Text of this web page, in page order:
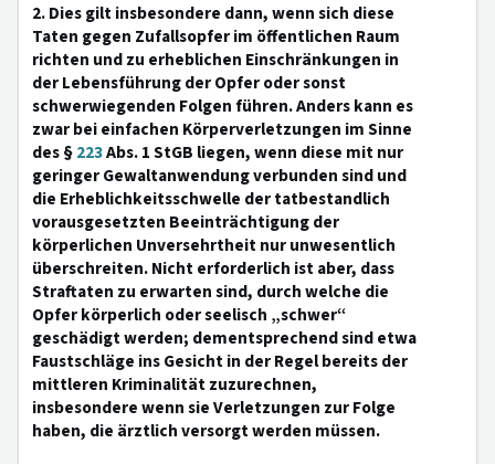
2. Dies gilt insbesondere dann, wenn sich diese
Taten gegen Zufallsopfer im öffentlichen Raum
richten und zu erheblichen Einschränkungen in
der Lebensführung der Opfer oder sonst
schwerwiegenden Folgen führen. Anders kann es
zwar bei einfachen Körperverletzungen im Sinne
des §223Abs. 1 StGB liegen, wenn diese mit nur
geringer Gewaltanwendung verbunden sind und
die Erheblichkeitsschwelle der tatbestandlich
vorausgesetzten Beeinträchtigung der
körperlichen Unversehrtheit nur unwesentlich
überschreiten. Nicht erforderlich ist aber, dass
Straftaten zu erwarten sind, durch welche die
Opfer körperlich oder seelisch „schwer“
geschädigt werden; dementsprechend sind etwa
Faustschläge ins Gesicht in der Regel bereits der
mittleren Kriminalität zuzurechnen,
insbesondere wenn sie Verletzungen zur Folge
haben, die ärztlich versorgt werden müssen.